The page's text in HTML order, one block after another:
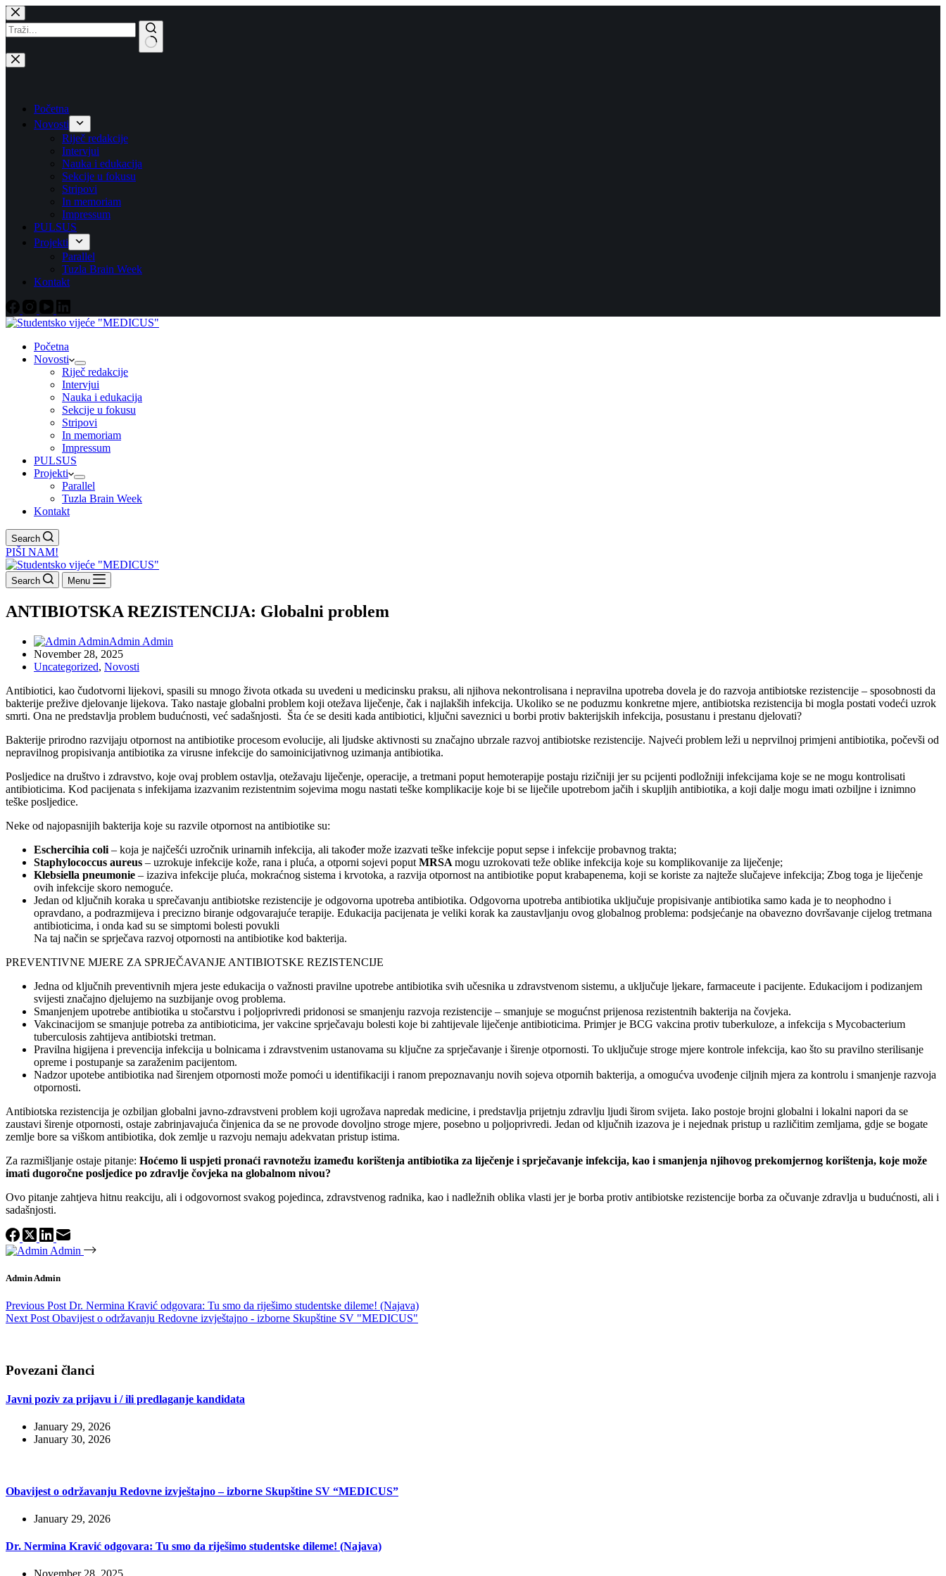
Skip
to
content
No
results
Početna
Novosti
Riječ redakcije
Intervjui
Nauka i edukacija
Sekcije u fokusu
Stripovi
In memoriam
Impressum
PULSUS
Projekti
Parallel
Tuzla Brain Week
Kontakt
Početna
Novosti
Riječ redakcije
Intervjui
Nauka i edukacija
Sekcije u fokusu
Stripovi
In memoriam
Impressum
PULSUS
Projekti
Parallel
Tuzla Brain Week
Kontakt
Search
PIŠI NAM!
Search Menu
ANTIBIOTSKA REZISTENCIJA: Globalni problem
Admin Admin
November 28, 2025
Uncategorized, Novosti
Antibiotici, kao čudotvorni lijekovi, spasili su mnogo života otkada su uvedeni u medicinsku praksu, ali njihova nekontrolisana i nepravilna upotreba dovela je do razvoja antibiotske rezistencije – sposobnosti da
bakterije prežive djelovanje lijekova. Tako nastaje globalni problem koji otežava liječenje, čak i najlakših infekcija. Ukoliko se ne poduzmu konkretne mjere, antibiotska rezistencija bi mogla postati vodeći uzrok
smrti. Ona ne predstavlja problem budućnosti, već sadašnjosti. Šta će se desiti kada antibiotici, ključni saveznici u borbi protiv bakterijskih infekcija, posustanu i prestanu djelovati?
Bakterije prirodno razvijaju otpornost na antibiotike procesom evolucije, ali ljudske aktivnosti su značajno ubrzale razvoj antibiotske rezistencije. Najveći problem leži u neprvilnoj primjeni antibiotika, počevši od
nepravilnog propisivanja antibiotika za virusne infekcije do samoinicijativnog uzimanja antibiotika.
Posljedice na društvo i zdravstvo, koje ovaj problem ostavlja, otežavaju liječenje, operacije, a tretmani poput hemoterapije postaju rizičniji jer su pcijenti podložniji infekcijama koje se ne mogu kontrolisati
antibioticima. Kod pacijenata s infekijama izazvanim rezistentnim sojevima mogu nastati teške komplikacije koje bi se liječile upotrebom jačih i skupljih antibiotika, a koji dalje mogu imati ozbiljne i iznimno
teške posljedice.
Neke od najopasnijih bakterija koje su razvile otpornost na antibiotike su:
Eschercihia coli – koja je najčešći uzročnik urinarnih infekcija, ali također može izazvati teške infekcije poput sepse i infekcije probavnog trakta;
Staphylococcus aureus – uzrokuje infekcije kože, rana i pluća, a otporni sojevi poput MRSA mogu uzrokovati teže oblike infekcija koje su komplikovanije za liječenje;
Klebsiella pneumonie – izaziva infekcije pluća, mokraćnog sistema i krvotoka, a razvija otpornost na antibiotike poput krabapenema, koji se koriste za najteže slučajeve infekcija; Zbog toga je liječenje
ovih infekcije skoro nemoguće.
Jedan od ključnih koraka u sprečavanju antibiotske rezistencije je odgovorna upotreba antibiotika. Odgovorna upotreba antibiotika uključuje propisivanje antibiotika samo kada je to neophodno i
opravdano, a podrazmijeva i precizno biranje odgovarajuće terapije. Edukacija pacijenata je veliki korak ka zaustavljanju ovog globalnog problema: podsjećanje na obavezno dovršavanje cijelog tretmana
antibioticima, i onda kad su se simptomi bolesti povukli
Na taj način se sprječava razvoj otpornosti na antibiotike kod bakterija.
PREVENTIVNE MJERE ZA SPRJEČAVANJE ANTIBIOTSKE REZISTENCIJE
Jedna od ključnih preventivnih mjera jeste edukacija o važnosti pravilne upotrebe antibiotika svih učesnika u zdravstvenom sistemu, a uključuje ljekare, farmaceute i pacijente. Edukacijom i podizanjem
svijesti značajno djelujemo na suzbijanje ovog problema.
Smanjenjem upotrebe antibiotika u stočarstvu i poljoprivredi pridonosi se smanjenju razvoja rezistencije – smanjuje se mogućnst prijenosa rezistentnih bakterija na čovjeka.
Vakcinacijom se smanjuje potreba za antibioticima, jer vakcine sprječavaju bolesti koje bi zahtijevale liječenje antibioticima. Primjer je BCG vakcina protiv tuberkuloze, a infekcija s Mycobacterium
tuberculosis zahtijeva antibiotski tretman.
Pravilna higijena i prevencija infekcija u bolnicama i zdravstvenim ustanovama su ključne za sprječavanje i širenje otpornosti. To uključuje stroge mjere kontrole infekcija, kao što su pravilno sterilisanje
opreme i postupanje sa zaraženim pacijentom.
Nadzor upotebe antibiotika nad širenjem otpornosti može pomoći u identifikaciji i ranom prepoznavanju novih sojeva otpornih bakterija, a omogućva uvođenje ciljnih mjera za kontrolu i smanjenje razvoja
otpornosti.
Antibiotska rezistencija je ozbiljan globalni javno-zdravstveni problem koji ugrožava napredak medicine, i predstavlja prijetnju zdravlju ljudi širom svijeta. Iako postoje brojni globalni i lokalni napori da se
zaustavi širenje otpornosti, ostaje zabrinjavajuća činjenica da se ne provode dovoljno stroge mjere, posebno u poljoprivredi. Jedan od ključnih izazova je i nejednak pristup u različitim zemljama, gdje se bogate
zemlje bore sa viškom antibiotika, dok zemlje u razvoju nemaju adekvatan pristup istima.
Za razmišljanje ostaje pitanje: Hoćemo li uspjeti pronaći ravnotežu izameđu korištenja antibiotika za liječenje i sprječavanje infekcija, kao i smanjenja njihovog prekomjernog korištenja, koje može
imati dugoročne posljedice po zdravlje čovjeka na globalnom nivou?
Ovo pitanje zahtjeva hitnu reakciju, ali i odgovornost svakog pojedinca, zdravstvenog radnika, kao i nadležnih oblika vlasti jer je borba protiv antibiotske rezistencije borba za očuvanje zdravlja u budućnosti, ali i
sadašnjosti.
Admin Admin
Previous Post Dr. Nermina Kravić odgovara: Tu smo da riješimo studentske dileme! (Najava)
Next Post Obavijest o održavanju Redovne izvještajno - izborne Skupštine SV "MEDICUS"
Povezani članci
Javni poziv za prijavu i / ili predlaganje kandidata
January 29, 2026
January 30, 2026
Obavijest o održavanju Redovne izvještajno – izborne Skupštine SV “MEDICUS”
January 29, 2026
Dr. Nermina Kravić odgovara: Tu smo da riješimo studentske dileme! (Najava)